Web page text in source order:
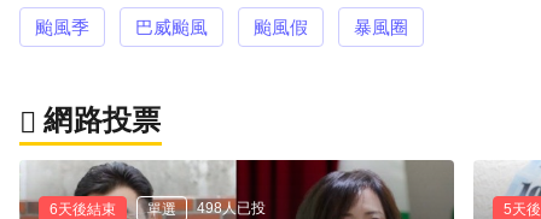
颱風季 巴威颱風 颱風假 暴風圈
網路投票
6天後結束 單選 498人已投 5天